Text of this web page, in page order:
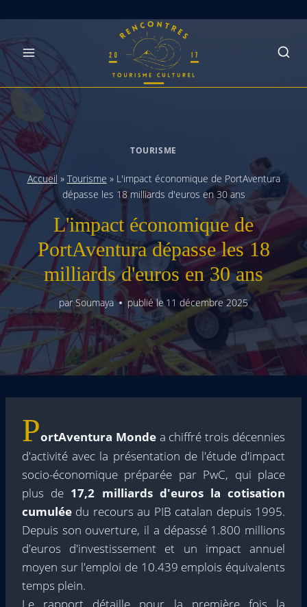
to
content
TOURISME
Accueil » Tourisme » L'impact économique de PortAventura
dépasse les 18 milliards d'euros en 30 ans
L'impact économique de
PortAventura dépasse les 18
milliards d'euros en 30 ans
parSoumaya publié le 11 décembre 2025
PortAventura Mondea chiffré trois décennies
d'activité avec la présentation de l'étude d'impact
socio-économique préparée par PwC, qui place
plus de 17,2 milliards d'euros la cotisation
cumulée du recours au PIB catalan depuis 1995.
Depuis son ouverture, il a dépassé 1.800 millions
d'euros d'investissement et un impact annuel
moyen sur l'emploi de 10.439 emplois équivalents
temps plein.